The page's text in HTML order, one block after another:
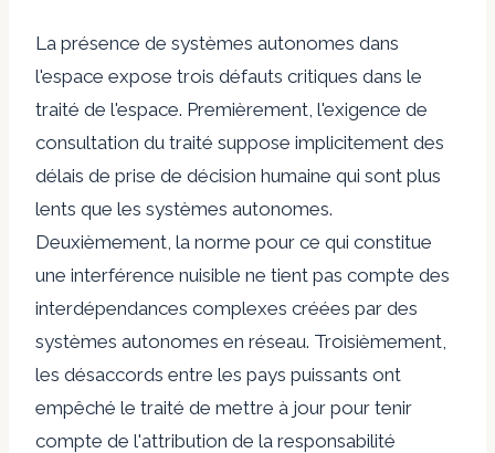
La présence de systèmes autonomes dans
l'espace expose trois défauts critiques dans le
traité de l'espace. Premièrement, l'exigence de
consultation du traité suppose implicitement des
délais de prise de décision humaine qui sont plus
lents que les systèmes autonomes.
Deuxièmement, la norme pour ce qui constitue
une interférence nuisible ne tient pas compte des
interdépendances complexes créées par des
systèmes autonomes en réseau. Troisièmement,
les désaccords entre les pays puissants ont
empêché le traité de mettre à jour pour tenir
compte de l'attribution de la responsabilité